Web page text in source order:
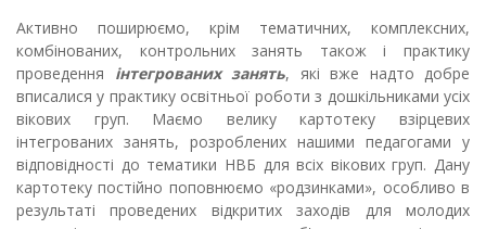
Активно поширюємо, крім тематичних, комплексних,
комбінованих, контрольних занять також і практику
проведення інтегрованих занять, які вже надто добре
вписалися у практику освітньої роботи з дошкільниками усіх
вікових груп. Маємо велику картотеку взірцевих
інтегрованих занять, розроблених нашими педагогами у
відповідності до тематики НВБ для всіх вікових груп. Дану
картотеку постійно поповнюємо «родзинками», особливо в
результаті проведених відкритих заходів для молодих